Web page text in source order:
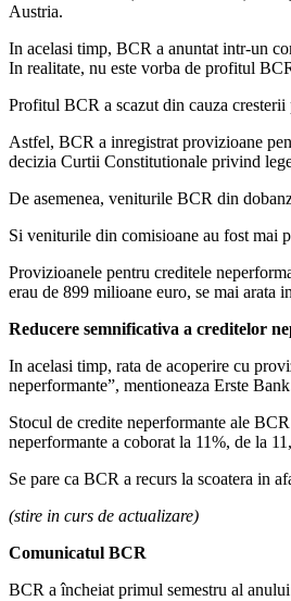
Austria.
In acelasi timp, BCR a anuntat intr-un
In realitate, nu este vorba de profitul
Profitul BCR a scazut din cauza
Astfel, BCR a inregistrat provizioane
decizia Curtii Constitutionale privind
De asemenea, veniturile BCR din
Si veniturile din comisioane au fost mai
Provizioanele pentru creditele
erau de 899 milioane euro, se mai arata
Reducere semnificativa a creditelor
In acelasi timp, rata de acoperire cu
neperformante”, mentioneaza Erste
Stocul de credite neperformante ale
neperformante a coborat la 11%, de la
Se pare ca BCR a recurs la scoatera in
(stire in curs de actualizare)
Comunicatul BCR
BCR a încheiat primul semestru al